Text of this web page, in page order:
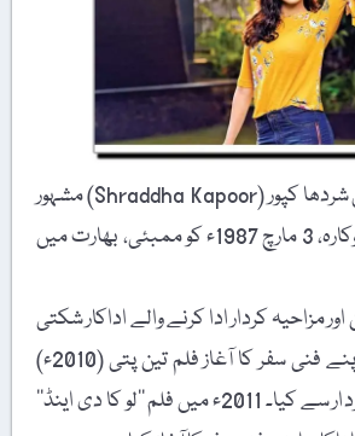
وکی پیڈیا کے مطابق شردھا کپور (Shraddha Kapoor) مشہور
بالی ووڈ اداکارہ و گلوکارہ، 3 مارچ 1987ء کو ممبئی، بھارت میں
مزاحیہ کردار ادا کرنے والے اداکار شکتی
کپور کی بیٹی ہیں۔ اپنے فنی سفر کا آغاز فلم تین پتی (2010ء)
میں ایک معمولی کردار سے کیا۔ 2011ء میں فلم ’’لو کا دی اینڈ‘‘